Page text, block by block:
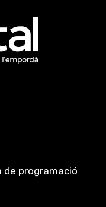
de programació